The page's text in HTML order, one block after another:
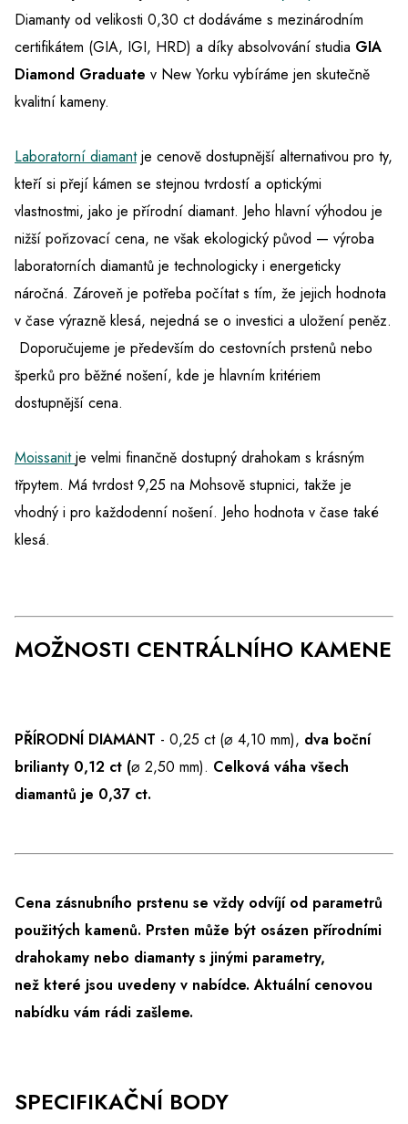
Diamanty od velikosti 0,30 ct dodáváme s mezinárodním
certifikátem (GIA, IGI, HRD) a díky absolvování studia GIA
Diamond Graduate v New Yorku vybíráme jen skutečně
kvalitní kameny.
Laboratorní diamant je cenově dostupnější alternativou pro ty,
kteří si přejí kámen se stejnou tvrdostí a optickými
vlastnostmi, jako je přírodní diamant. Jeho hlavní výhodou je
nižší pořizovací cena, ne však ekologický původ — výroba
laboratorních diamantů je technologicky i energeticky
náročná. Zároveň je potřeba počítat s tím, že jejich hodnota
v čase výrazně klesá, nejedná se o investici a uložení peněz.
Doporučujeme je především do cestovních prstenů nebo
šperků pro běžné nošení, kde je hlavním kritériem
dostupnější cena.
Moissanit je velmi finančně dostupný drahokam s krásným
třpytem. Má tvrdost 9,25 na Mohsově stupnici, takže je
vhodný i pro každodenní nošení. Jeho hodnota v čase také
klesá.
MOŽNOSTI CENTRÁLNÍHO KAMENE
PŘÍRODNÍ DIAMANT - 0,25 ct (⌀ 4,10 mm), dva boční
brilianty 0,12 ct (⌀ 2,50 mm). Celková váha všech
diamantů je 0,37 ct.
Cena zásnubního prstenu se vždy odvíjí od parametrů
použitých kamenů. Prsten může být osázen přírodními
drahokamy nebo diamanty s jinými parametry,
než které jsou uvedeny v nabídce.Aktuální cenovou
nabídku vám rádi zašleme.
SPECIFIKAČNÍ BODY